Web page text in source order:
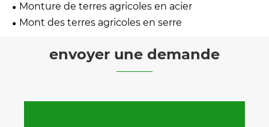
Monture de terres agricoles en acier
Mont des terres agricoles en serre
envoyer une demande